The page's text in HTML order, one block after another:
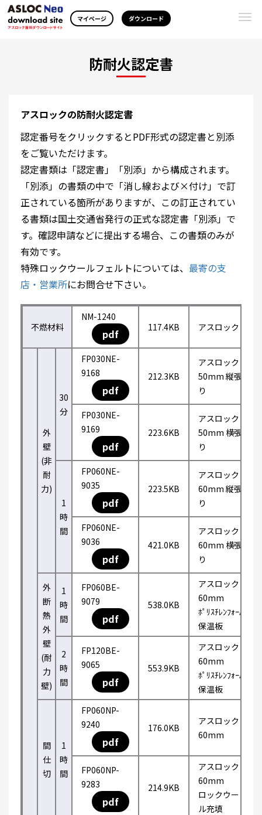
マイページ ダウンロード
防耐火認定書
アスロックの防耐火認定書
認定番号をクリックするとPDF形式の認定書と別添
をご覧いただけます。
認定書類は「認定書」「別添」から構成されます。
「別添」の書類の中で「消し線および×付け」で訂
正されている箇所がありますが、この訂正されてい
る書類は国土交通省発行の正式な認定書「別添」で
す。確認申請などに提出する場合、この書類のみが
有効です。
特殊ロックウールフェルトについては、 最寄の支
店・営業所にお問合せ下さい。
不燃材料
NM-1240
pdf 117.4KB アスロック
外
壁
(非
耐
力)
30
分
FP030NE-
9168
pdf
212.3KB
アスロック
50mm 縦張
り
FP030NE-
9169
pdf
223.6KB
アスロック
50mm 横張
り
1
時
間
FP060NE-
9035
pdf
223.5KB
アスロック
60mm 縦張
り
FP060NE-
9036
pdf
421.0KB
アスロック
60mm 横張
り
外
断
熱
外
壁
(耐
力
壁)
1
時
間
FP060BE-
9079
pdf
538.0KB
アスロック
60mm
ﾎﾟﾘｽﾁﾚﾝﾌｫｰﾑ
保温板
2
時
間
FP120BE-
9065
pdf
553.9KB
アスロック
60mm
ﾎﾟﾘｽﾁﾚﾝﾌｫｰﾑ
保温板
間
仕
切
1
時
間
FP060NP-
9240
pdf
176.0KB
アスロック
60mm
FP060NP-
9283
pdf
214.9KB
アスロック
60mm
ロックウー
ル充填